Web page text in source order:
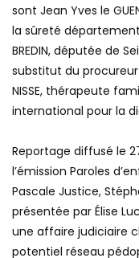
l’existence de
sont Jean Yves le
la sûreté
BREDIN, députée de
substitut du
NISSE, thérapeute
Reportage diffusé le
l’émission Paroles
Pascale Justice,
présentée par Élise
une affaire judiciaire